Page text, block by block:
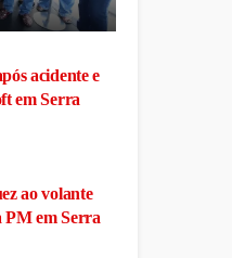
acidente e
em Serra
ao volante
PM em Serra